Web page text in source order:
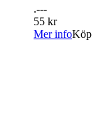
.---
55 kr
Mer infoKöp